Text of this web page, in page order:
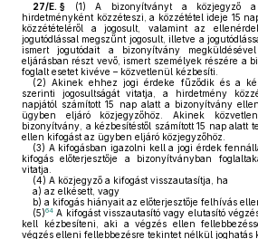
27/E. § (1) A bizonyítványt a közjegyző
hirdetményként közzéteszi, a közzététel ideje 15
közzétételéről a jogosult, valamint az
jogutódlással megszűnt jogosult, illetve a
ismert jogutódait a bizonyítvány
eljárásban részt vevő, ismert személyek részére a
foglalt esetet kivéve – közvetlenül kézbesíti.
(2) Akinek ehhez jogi érdeke fűződik és a
szerinti jogosultságát vitatja, a hirdetmény
napjától számított 15 nap alatt a bizonyítvány
ügyben eljáró közjegyzőhöz. Akinek
bizonyítvány, a kézbesítéstől számított 15 nap alatt
ellen kifogást az ügyben eljáró közjegyzőhöz.
(3) A kifogásban igazolni kell a jogi érdek
kifogás előterjesztője a bizonyítványban
vitatja.
(4) A közjegyző a kifogást visszautasítja, ha
a) az elkésett, vagy
b) a kifogás hiányait az előterjesztője felhívás
(5)64 A kifogást visszautasító vagy elutasító
kell kézbesíteni, aki a végzés ellen
végzés elleni fellebbezésre tekintet nélkül joghatás